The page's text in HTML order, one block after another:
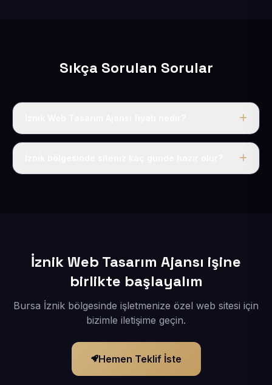
Sıkça Sorulan Sorular
Tek fiyat uygulanır: yıllık 50 USD + KDV. Bu bedele alan
İznik Web Tasarım Ajansı işine
birlikte başlayalım
Bursa İznik bölgesinde işletmenize özel web sitesi için
bizimle iletişime geçin.
Hemen Teklif İste